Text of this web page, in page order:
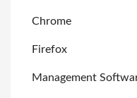
Chrome
Firefox
Management